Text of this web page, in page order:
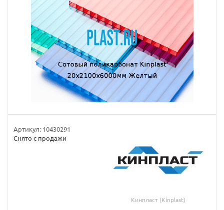
Артикул: 10430291
Снято с продажи
Кинпласт (Kinplast)